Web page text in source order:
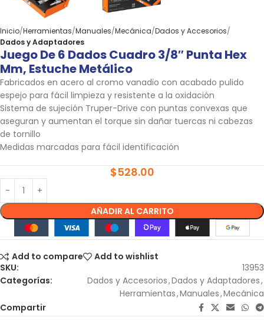
Inicio Herramientas Manuales Mecánica Dados y Accesorios
Dados y Adaptadores
Juego De 6 Dados Cuadro 3/8″ Punta Hex
Mm, Estuche Metálico
Fabricados en acero al cromo vanadio con acabado pulido
espejo para fácil limpieza y resistente a la oxidación
Sistema de sujeción Truper-Drive con puntas convexas que
aseguran y aumentan el torque sin dañar tuercas ni cabezas
de tornillo
Medidas marcadas para fácil identificación
$528.00
AÑADIR AL CARRITO
Add to compare
Add to wishlist
SKU:
13953
Categorías:
Dados y Accesorios,Dados y Adaptadores,
Herramientas,Manuales,Mecánica
Compartir